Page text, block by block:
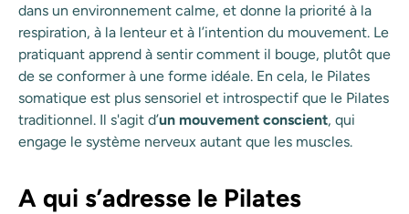
dans un environnement calme, et donne la priorité à la
respiration, à la lenteur et à l’intention du mouvement. Le
pratiquant apprend à sentir comment il bouge, plutôt que
de se conformer à une forme idéale. En cela, le Pilates
somatique est plus sensoriel et introspectif que le Pilates
traditionnel. Il s'agit d’un mouvement conscient, qui
engage le système nerveux autant que les muscles.
A qui s’adresse le Pilates